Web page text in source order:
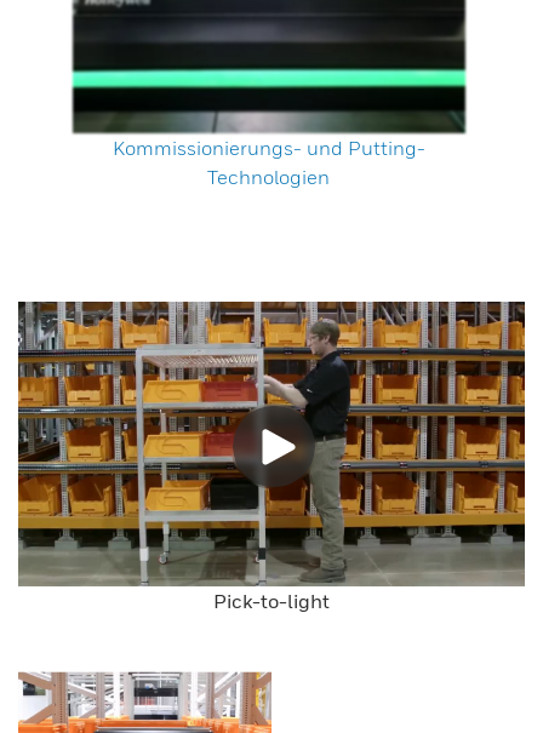
Kommissionierungs- und Putting-
Technologien
Pick-to-light